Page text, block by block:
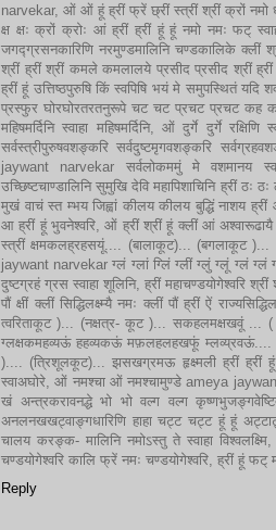
narvekar, ओं ओं हूं ह्रीं फ्रें छ्रीं स्त्रीं श्रीं क्रों नमो
क्ष क्षः क्रों क्रोः आं ह्रीं ह्रीं हूं हूं नमो नमः फट्
जगद्ग्रसनकारिणि नरमुण्डमालिनि चण्डकालिके क्लीं
श्रीं ह्रीं श्रीं कमले कमलालये प्रसीद प्रसीद श्रीं ह्रीं
ह्रीं हूं उत्तिष्ठपुरुषि किं स्वपिषि भयं मे समुपस्थितं
प्रस्फुर घोरघोरतरतनुरूपे चट चट प्रचट प्रचट कह कह
महिषमर्दिनि स्वाहा महिषमर्दिनि, ओं दुर्गे दुर्गे
सर्वस्त्रीपुरुषवशङ्करि सर्वदुष्टमृगवशङ्करि
jaywant narvekar सर्वलोकममुं मे वशमानय
उच्छिष्टचाण्डालिनि सुमुखि देवि महापिशाचिनि ह्रीं
मुखं वाचं स्त म्भय जिह्वां कीलय कीलय बुद्धिं नाशय
आ ह्रीं हूं भुवनेश्वरि, ओं ह्रीं श्रीं हूं क्लीं आं अश्वारूढायै
स्त्रीं क्षमकलह्रहसयूं.... (बालाकूट)... (बगलाकूट )...
jaywant narvekar ग्लं ग्लां ग्लिं ग्लीं ग्लुं ग्लूं ग्लं ग्लं
दुष्टग्रहं ग्रस स्वाहा शूलिनि, ह्रीं महाचण्डयोगेश्वरि
पौं क्षीं क्लीं सिद्धिलक्ष्म्यै नमः क्लीं पौं ह्रीं ऐं
त्वरिताकूट )... (नक्षत्र- कूट )... सकहलमक्षखवूं ... (
ग्लक्षकमहव्यऊं हहव्यकऊं मफ़लहलहखफूं म्लव्य्रवऊं....
).... (त्रिशूलकूट)... झसखग्रमऊ हृक्ष्मली ह्रीं ह्रीं
स्वाअघोरे, ओं नमश्चा ओं नमश्चामुण्डे ameya
खं अन्त्रकरावनद्धे भो भो वल्ग वल्ग
अनलनखखट्वाङ्गधारिणि हाहा चट्ट चट्ट हूं हूं
चालय करङ्क- मालिनि नमोऽस्तु ते स्वाहा
चण्डयोगेश्वरि कालि फ्रें नमः चण्डयोगेश्वरि, ह्रीं हूं
Reply